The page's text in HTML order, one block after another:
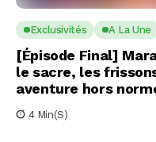
Exclusivités A La Une
[Épisode Final]
le sacre, les
aventure hors
4 Min(s)